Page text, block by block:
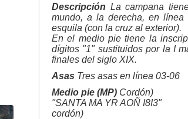
Descripción La campana
mundo, a la derecha, en
esquila (con la cruz al exterior).
En el medio pie tiene la
dígitos "1" sustituidos por la I
finales del siglo XIX.
Asas Tres asas en línea 03-06
Medio pie (MP) Cordón)
"SANTA MA YR AOÑ I8I3"
cordón)